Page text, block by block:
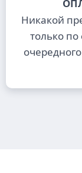
Никакой
только по